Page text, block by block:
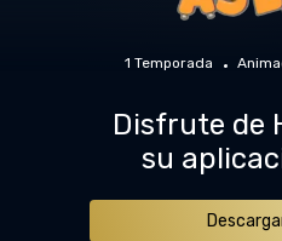
1 Temporada
Disfrute de
su